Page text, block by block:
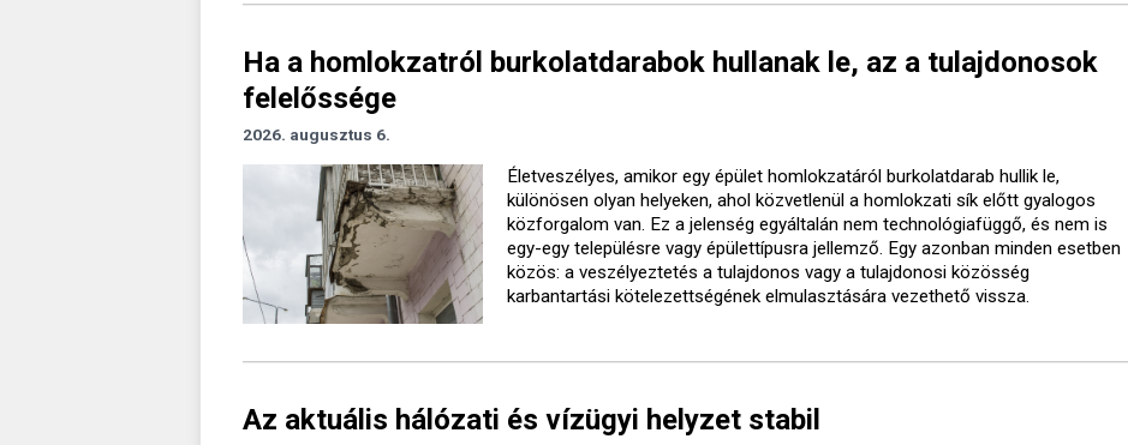
Ha a homlokzatról burkolatdarabok hullanak le, az a tulajdonosok
felelőssége
2026. augusztus 6.
Életveszélyes, amikor egy épület homlokzatáról burkolatdarab hullik le,
különösen olyan helyeken, ahol közvetlenül a homlokzati sík előtt gyalogos
közforgalom van. Ez a jelenség egyáltalán nem technológiafüggő, és nem is
egy-egy településre vagy épülettípusra jellemző. Egy azonban minden esetben
közös: a veszélyeztetés a tulajdonos vagy a tulajdonosi közösség
karbantartási kötelezettségének elmulasztására vezethető vissza.
Az aktuális hálózati és vízügyi helyzet stabil